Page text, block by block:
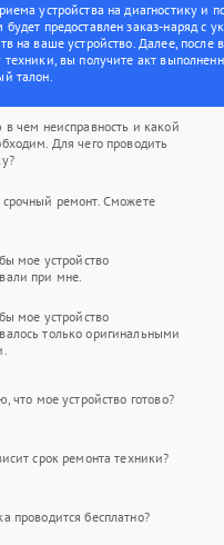
устройства на диагностику и
будет предоставлен заказ-наряд с
на ваше устройство. Далее, после
техники, вы получите акт
талон.
чем неисправность и какой
Для чего проводить
ремонт. Сможете
мое устройство
при мне.
мое устройство
только оригинальными
что мое устройство готово?
срок ремонта техники?
проводится бесплатно?